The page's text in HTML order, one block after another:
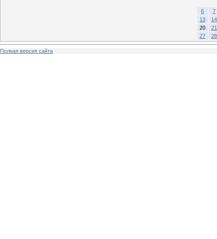
6
7
13
14
20
21
27
28
Полная версия сайта